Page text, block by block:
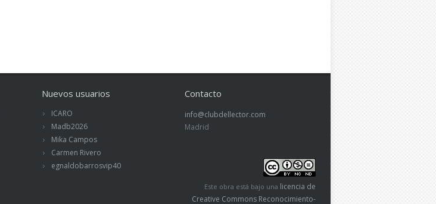
Nuevos usuarios
ICARO
Madb2026
Mika Campos
Carmen Rivero
egnaldobarrosvip40
Contacto
info@clubdellector.com
Madrid
Este obra está bajo una licencia de
Creative Commons Reconocimiento-